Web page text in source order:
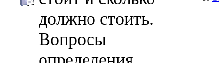
должно стоить.
Вопросы